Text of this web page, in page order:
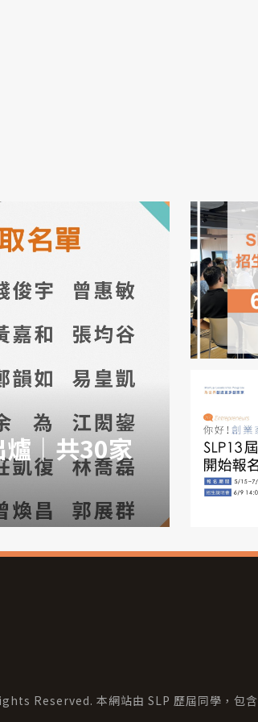
｜共30家
Reserved. 本網站由 SLP 歷屆同學，包含